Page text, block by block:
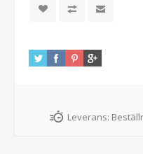
Leverans: